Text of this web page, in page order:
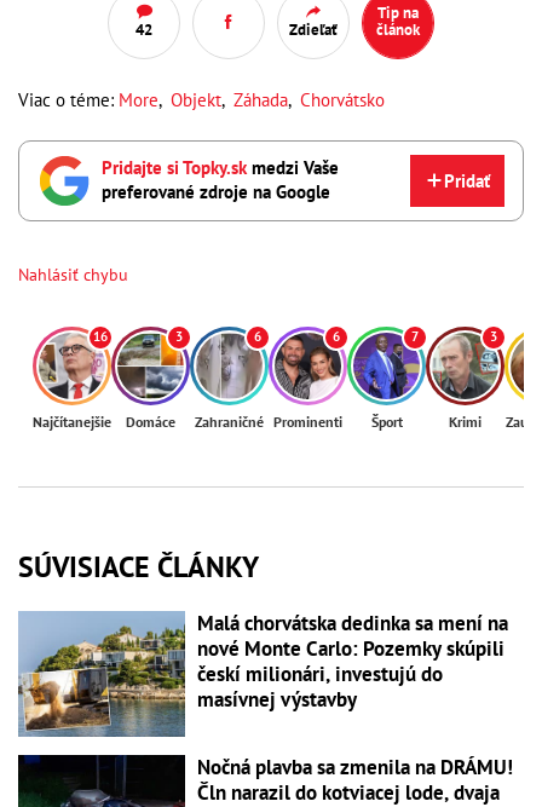
42 Zdieľať
Tip na
článok
Viac o téme: More, Objekt, Záhada, Chorvátsko
Pridajte si Topky.skmedzi Vaše
preferované zdroje na Google
Pridať
Nahlásiť chybu
16
Najčítanejšie
3
Domáce
6
Zahraničné
6
Prominenti
7
Šport
3
Krimi
SÚVISIACE ČLÁNKY
Malá chorvátska dedinka sa mení na
nové Monte Carlo: Pozemky skúpili
českí milionári, investujú do
masívnej výstavby
Nočná plavba sa zmenila na DRÁMU!
Čln narazil do kotviacej lode, dvaja